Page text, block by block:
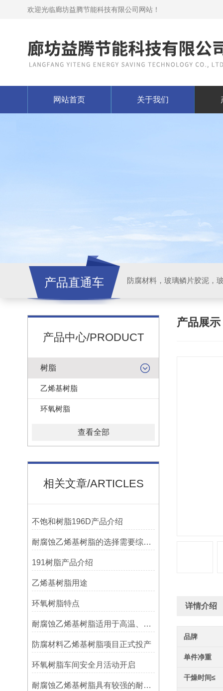
欢迎光临廊坊益腾节能科技有限公司网站！
网站首页 关于我们
产品直通车
产品中心/PRODUCT
树脂
乙烯基树脂
环氧树脂
查看全部
相关文章/ARTICLES
不饱和树脂196D产品介绍
耐腐蚀乙烯基树脂的选择需要综合考虑多种因素
191树脂产品介绍
乙烯基树脂用途
环氧树脂特点
耐腐蚀乙烯基树脂适用于高温、强腐蚀的环境
防腐材料乙烯基树脂项目正式投产
环氧树脂车间安全月活动开启
耐腐蚀乙烯基树脂具有较强的耐腐蚀性能
产品展示
详情介绍
品牌
单件净重
干燥时间≤